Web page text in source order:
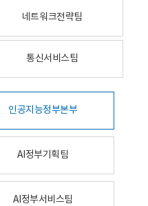
네트워크전략팀
통신서비스팀
인공지능정부본부
AI정부기획팀
AI정부서비스팀